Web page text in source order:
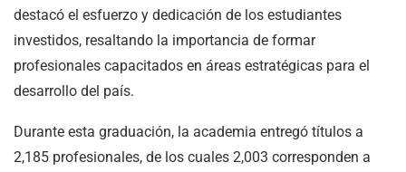
destacó el esfuerzo y dedicación de los estudiantes
investidos, resaltando la importancia de formar
profesionales capacitados en áreas estratégicas para el
desarrollo del país.
Durante esta graduación, la academia entregó títulos a
2,185 profesionales, de los cuales 2,003 corresponden a